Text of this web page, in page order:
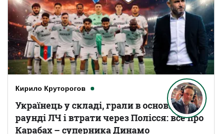
Кирило Круторогов
Українець у складі, грали в основному
раунді ЛЧ і втрати через Полісся: все про
Карабах – суперника Динамо